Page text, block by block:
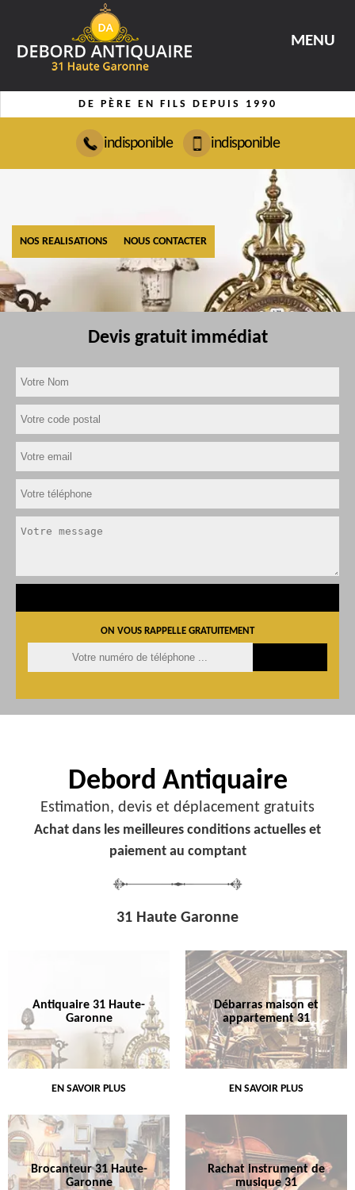
MENU
DE PÈRE EN FILS DEPUIS 1990
indisponible indisponible
NOS REALISATIONS NOUS CONTACTER
Devis gratuit immédiat
ON VOUS RAPPELLE GRATUITEMENT
Debord Antiquaire
Estimation, devis et déplacement gratuits
Achat dans les meilleures conditions actuelles et
paiement au comptant
31 Haute Garonne
Antiquaire 31 Haute-
Garonne
EN SAVOIR PLUS
Débarras maison et
appartement 31
EN SAVOIR PLUS
Brocanteur 31 Haute-
Garonne
Rachat instrument de
musique 31